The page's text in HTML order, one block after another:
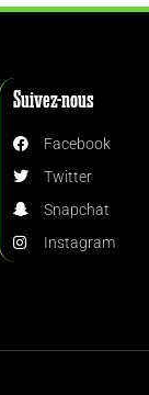
Suivez-nous
Facebook
Twitter
Snapchat
Instagram